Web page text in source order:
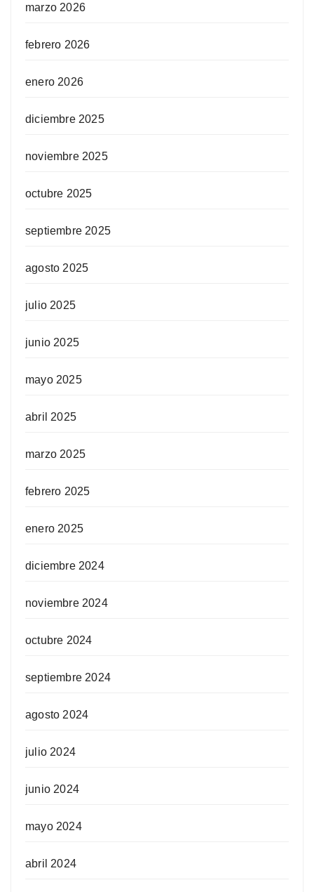
marzo 2026
febrero 2026
enero 2026
diciembre 2025
noviembre 2025
octubre 2025
septiembre 2025
agosto 2025
julio 2025
junio 2025
mayo 2025
abril 2025
marzo 2025
febrero 2025
enero 2025
diciembre 2024
noviembre 2024
octubre 2024
septiembre 2024
agosto 2024
julio 2024
junio 2024
mayo 2024
abril 2024